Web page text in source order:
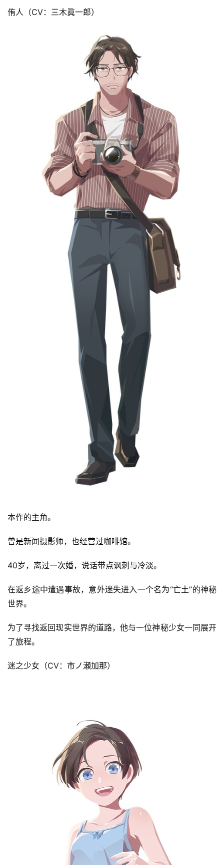
侑人（CV：三木眞一郎）
本作的主角。
曾是新闻摄影师，也经营过咖啡馆。
40岁，离过一次婚，说话带点讽刺与冷淡。
在返乡途中遭遇事故，意外迷失进入一个名为“亡土”的神秘
世界。
为了寻找返回现实世界的道路，他与一位神秘少女一同展开
了旅程。
迷之少女（CV：市ノ瀬加那）